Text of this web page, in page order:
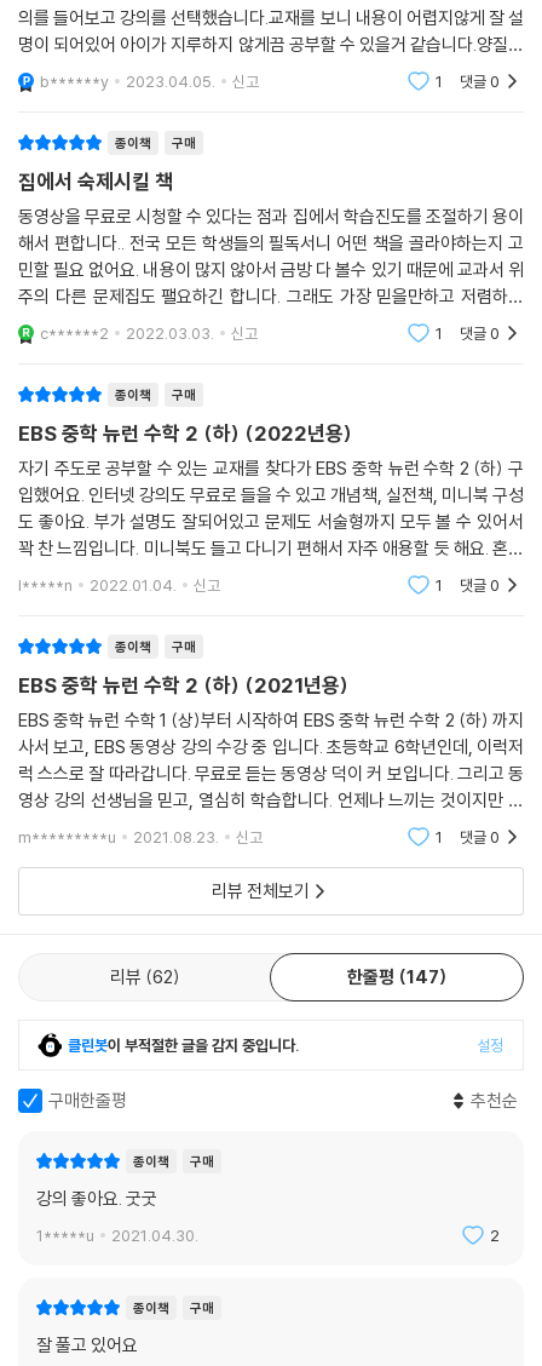
의를 들어보고 강의를 선택했습니다.교재를 보니 내용이 어렵지않게 잘 설
명이 되어있어 아이가 지루하지 않게끔 공부할 수 있을거 같습니다.양질의
컨텐츠를 비용없이 이용할 수 있는 ebs가 너무 고맙네요. 아이가 혼자 공
부하는 법을 스스로
b******y 2023.04.05. 신고 1 댓글0
종이책 구매
집에서 숙제시킬 책
동영상을 무료로 시청할 수 있다는 점과 집에서 학습진도를 조절하기 용이
해서 편합니다.. 전국 모든 학생들의 필독서니 어떤 책을 골라야하는지 고
민할 필요 없어요. 내용이 많지 않아서 금방 다 볼수 있기 때문에 교과서 위
주의 다른 문제집도 팰요하긴 합니다. 그래도 가장 믿을만하고 저렴하게
쓸 수 있는 좋은 책이라고 할 수 있습니다. 다행히 학교에서 얻어온 다른 책
도 있어서 분
c******2 2022.03.03. 신고 1 댓글0
종이책 구매
EBS 중학 뉴런 수학 2 (하) (2022년용)
자기 주도로 공부할 수 있는 교재를 찾다가 EBS 중학 뉴런 수학 2 (하) 구
입했어요. 인터넷 강의도 무료로 들을 수 있고 개념책, 실전책, 미니북 구성
도 좋아요. 부가 설명도 잘되어있고 문제도 서술형까지 모두 볼 수 있어서
꽉 찬 느낌입니다. 미니북도 들고 다니기 편해서 자주 애용할 듯 해요. 혼자
서 공부하기 최적의 교재라고 생각해서 추천하고 싶어요. 추천합니다.
l*****n 2022.01.04. 신고 1 댓글0
종이책 구매
EBS 중학 뉴런 수학 2 (하) (2021년용)
EBS 중학 뉴런 수학 1 (상)부터 시작하여 EBS 중학 뉴런 수학 2 (하) 까지
사서 보고, EBS 동영상 강의 수강 중 입니다. 초등학교 6학년인데, 이럭저
럭 스스로 잘 따라갑니다. 무료로 듣는 동영상 덕이 커 보입니다. 그리고 동
영상 강의 선생님을 믿고, 열심히 학습합니다. 언제나 느끼는 것이지만 구
성과 디자인 모든 면에서 EBS 최고가 아닌가 하는 생각이 들고요. 앞으로
m*********u 2021.08.23. 신고 1 댓글0
리뷰 전체보기
리뷰 62 한줄평 147
클린봇이 부적절한 글을 감지 중입니다. 설정
구매한줄평 추천순
종이책 구매
강의 좋아요. 굿굿
1*****u 2021.04.30. 2
종이책 구매
잘 풀고 있어요